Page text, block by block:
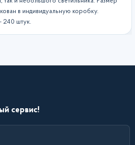
в индивидуальную коробку.
240 штук.
сервис!